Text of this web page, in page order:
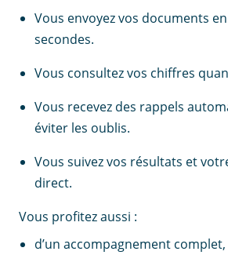
Vous envoyez vos documents
secondes.
Vous consultez vos chiffres
Vous recevez des rappels
éviter les oublis.
Vous suivez vos résultats et
direct.
Vous profitez aussi :
d’un accompagnement